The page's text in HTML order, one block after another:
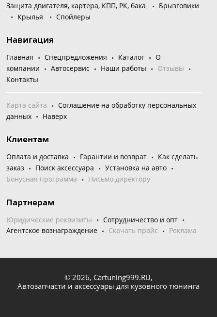
Защита двигателя, картера, КПП, РК, бака
Брызговики
Крылья
Спойлеры
Навигация
Главная Спецпредложения Каталог
О
компании
Автосервис Наши работы
Отзывы
Контакты
Карта сайта
Соглашение на обработку персональных
данных
Наверх
Клиентам
Оплата и доставка Гарантии и возврат
Как сделать
заказ
Поиск аксессуара
Установка на авто
Бонусная программа
Письмо директору
Партнерам
Юридические реквизиты
Сотрудничество и опт
Агентское вознаграждение
Скачать прайс Реклама
© 2026, Cartuning999.RU,
Автозапчасти и аксессуары для кузовного тюнинга